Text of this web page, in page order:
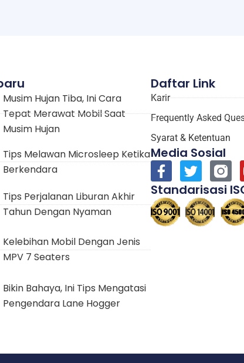
Musim Hujan Tiba, Ini Cara
Tepat Merawat Mobil Saat
Musim Hujan
Tips Melawan Microsleep Ketika
Berkendara
Tips Perjalanan Liburan Akhir
Tahun Dengan Nyaman
Kelebihan Mobil Dengan Jenis
MPV 7 Seaters
Bikin Bahaya, Ini Tips Mengatasi
Pengendara Lane Hogger
Daftar Link
Karir
Frequently Asked
Syarat & Ketentuan
Media Sosial
Standarisasi